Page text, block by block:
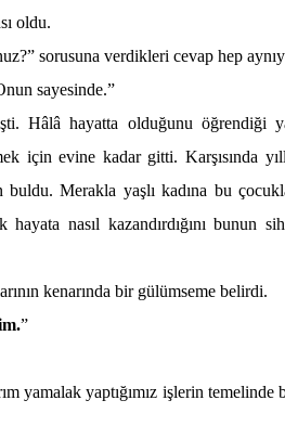
oldu.
sorusuna verdikleri cevap hep
sayesinde.”
Hâlâ hayatta olduğunu öğrendiği
için evine kadar gitti. Karşısında
buldu. Merakla yaşlı kadına bu
hayata nasıl kazandırdığını bunun
kenarında bir gülümseme belirdi.
”
yamalak yaptığımız işlerin temelinde